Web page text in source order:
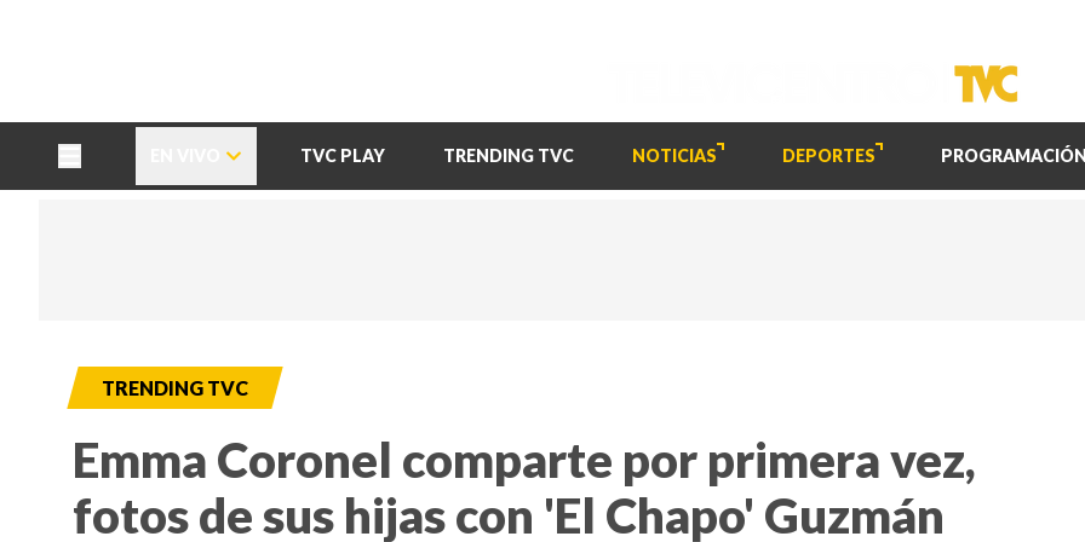
TVC PLAY TRENDING TVC NOTICIAS DEPORTES PROGRAMACIÓN
TRENDING TVC
Emma Coronel comparte por primera vez,
fotos de sus hijas con 'El Chapo' Guzmán